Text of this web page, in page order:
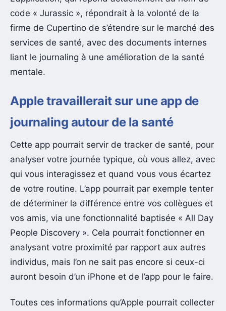
code « Jurassic », répondrait à la volonté de la
firme de Cupertino de s’étendre sur le marché des
services de santé, avec des documents internes
liant le journaling à une amélioration de la santé
mentale.
Apple travaillerait sur une app de
journaling autour de la santé
Cette app pourrait servir de tracker de santé, pour
analyser votre journée typique, où vous allez, avec
qui vous interagissez et quand vous vous écartez
de votre routine. L’app pourrait par exemple tenter
de déterminer la différence entre vos collègues et
vos amis, via une fonctionnalité baptisée « All Day
People Discovery ». Cela pourrait fonctionner en
analysant votre proximité par rapport aux autres
individus, mais l’on ne sait pas encore si ceux-ci
auront besoin d’un iPhone et de l’app pour le faire.
Toutes ces informations qu’Apple pourrait collecter